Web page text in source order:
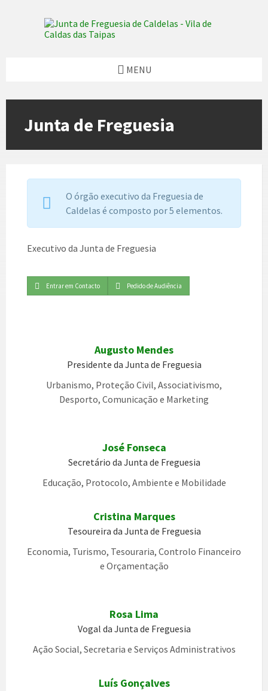
MENU
Junta de Freguesia
O órgão executivo da Freguesia de
Caldelas é composto por 5 elementos.
Executivo da Junta de Freguesia
Entrar em Contacto Pedido de Audiência
Augusto Mendes
Presidente da Junta de Freguesia
Urbanismo, Proteção Civil, Associativismo,
Desporto, Comunicação e Marketing
José Fonseca
Secretário da Junta de Freguesia
Educação, Protocolo, Ambiente e Mobilidade
Cristina Marques
Tesoureira da Junta de Freguesia
Economia, Turismo, Tesouraria, Controlo Financeiro
e Orçamentação
Rosa Lima
Vogal da Junta de Freguesia
Ação Social, Secretaria e Serviços Administrativos
Luís Gonçalves